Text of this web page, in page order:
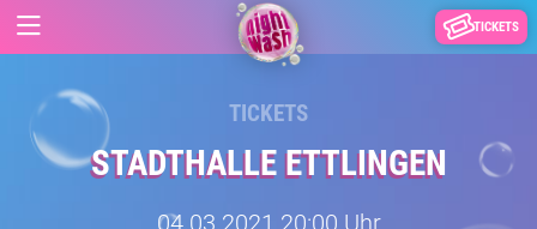
TICKETS
TICKETS
STADTHALLE ETTLINGEN
04.03.2021 20:00 Uhr